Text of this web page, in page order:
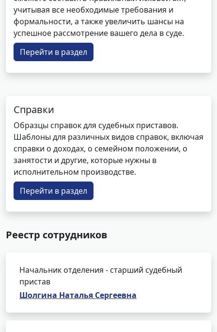
учитывая все необходимые требования и
формальности, а также увеличить шансы на
успешное рассмотрение вашего дела в суде.
Перейти в раздел
Справки
Образцы справок для судебных приставов.
Шаблоны для различных видов справок, включая
справки о доходах, о семейном положении, о
занятости и другие, которые нужны в
исполнительном производстве.
Перейти в раздел
Реестр сотрудников
Начальник отделения - старший судебный
пристав
Шолгина Наталья Сергеевна